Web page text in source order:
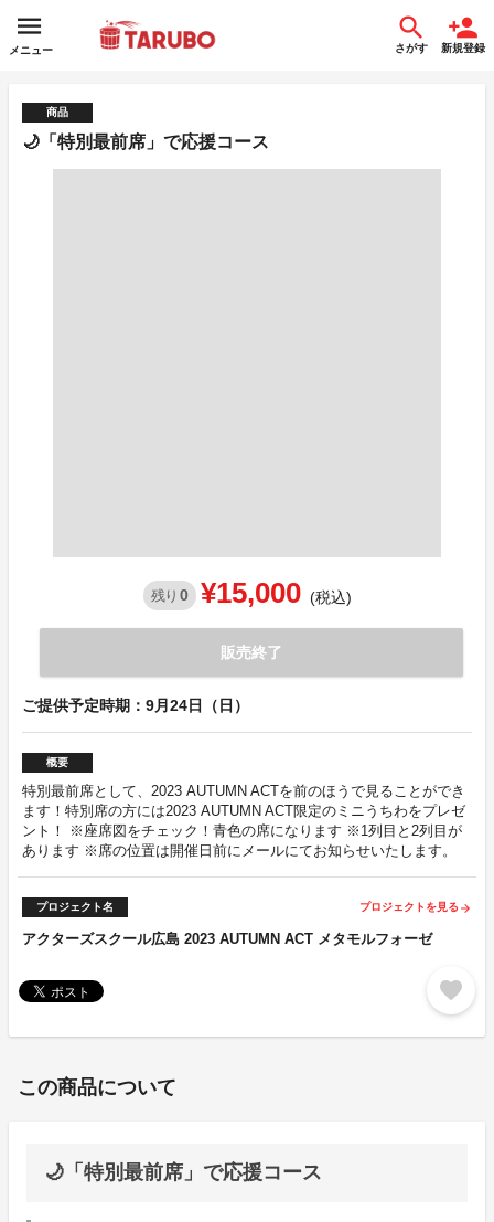
メニュー さがす 新規登録
商品
🌙「特別最前席」で応援コース
残り 0 ¥15,000 (税込)
販売終了
ご提供予定時期：9月24日（日）
概要
特別最前席として、2023 AUTUMN ACTを前のほうで見ることができ
ます！特別席の方には2023 AUTUMN ACT限定のミニうちわをプレゼ
ント！ ※座席図をチェック！青色の席になります ※1列目と2列目が
あります ※席の位置は開催日前にメールにてお知らせいたします。
プロジェクト名 プロジェクトを見る arrow_forward
アクターズスクール広島 2023 AUTUMN ACT メタモルフォーゼ
favorite
この商品について
🌙「特別最前席」で応援コース